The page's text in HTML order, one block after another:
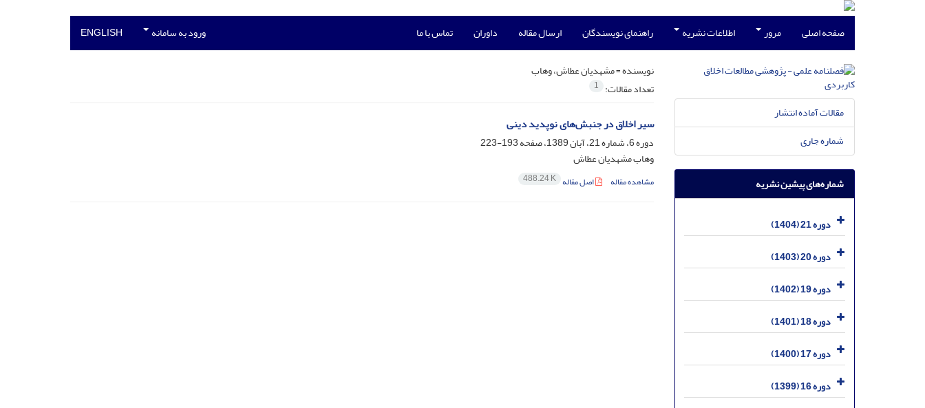
صفحه اصلی مرور اطلاعات نشریه راهنمای نویسندگان ارسال مقاله داوران تماس با ما ورود به سامانه ENGLISH
نویسنده =مشهدیان عطاش، وهاب
تعداد مقالات: 1
سیر اخلاق در جنبش‌های نوپدید دینی
دوره 6، شماره 21، آبان 1389، صفحه
193-223
وهاب مشهدیان عطاش
مشاهده مقاله اصل مقاله 488.24 K
مقالات آماده انتشار
شماره جاری
شماره‌های پیشین نشریه
دوره 21 (1404)
دوره 20 (1403)
دوره 19 (1402)
دوره 18 (1401)
دوره 17 (1400)
دوره 16 (1399)